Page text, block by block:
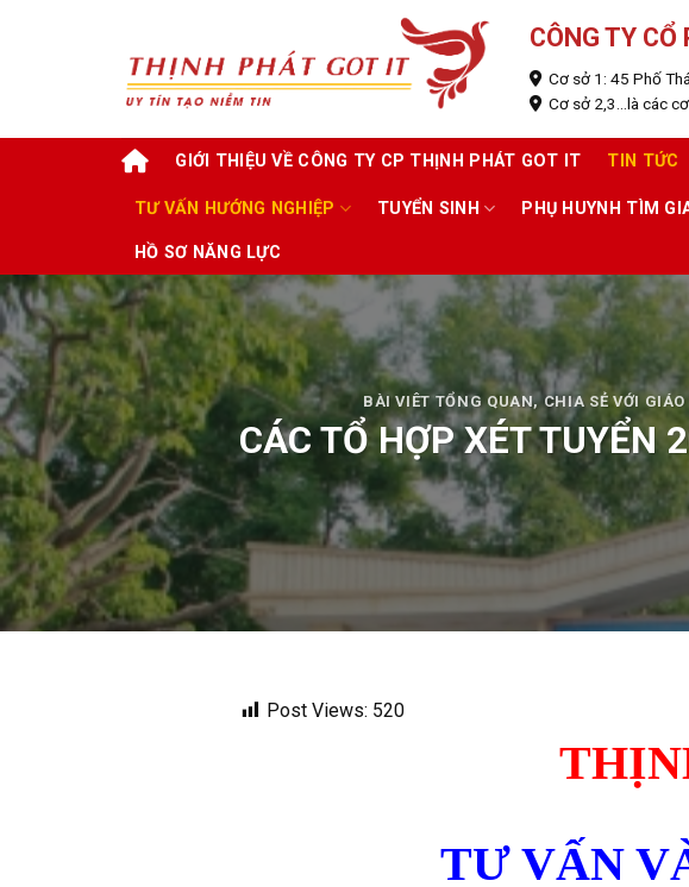
CÔNG TY
Cơ sở 1: 45 Phố
Cơ sở 2,3...là các
GIỚI THIỆU VỀ CÔNG TY CP THỊNH PHÁT GOT IT TIN TỨC
TƯ VẤN HƯỚNG NGHIỆP TUYỂN SINH PHỤ HUYNH TÌM
HỒ SƠ NĂNG LỰC
BÀI VIÊT TỔNG QUAN, CHIA SẺ VỚI
CÁC TỔ HỢP XÉT TUYỂN
Post Views: 520
TƯ VẤN